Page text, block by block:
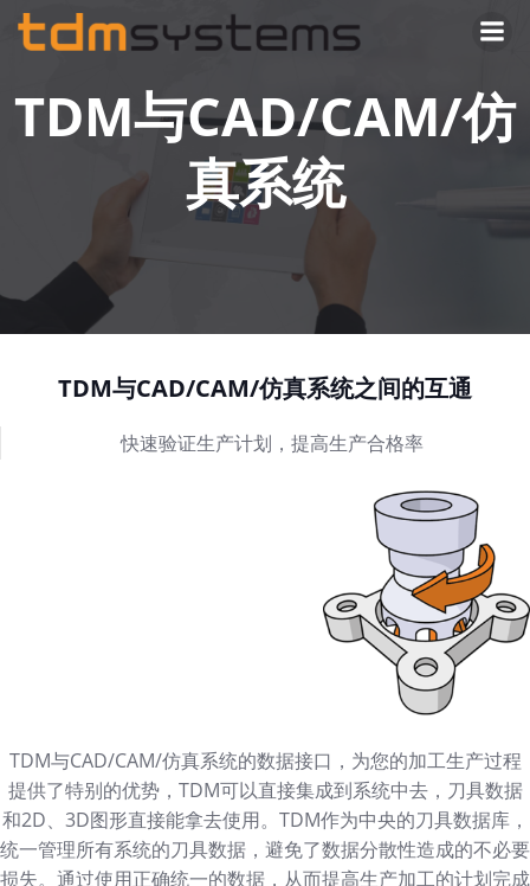
to
TDM与CAD/CAM/仿
真系统
TDM与CAD/CAM/仿真系统之间的互通
快速验证生产计划，提高生产合格率
TDM与CAD/CAM/仿真系统的数据接口，为您的加工生产过程
提供了特别的优势，TDM可以直接集成到系统中去，刀具数据
和2D、3D图形直接能拿去使用。TDM作为中央的刀具数据库，
统一管理所有系统的刀具数据，避免了数据分散性造成的不必要
损失。通过使用正确统一的数据，从而提高生产加工的计划完成